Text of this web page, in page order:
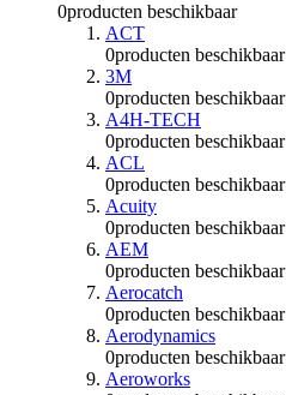
0producten beschikbaar
ACT
0producten beschikbaar
3M
0producten beschikbaar
A4H-TECH
0producten beschikbaar
ACL
0producten beschikbaar
Acuity
0producten beschikbaar
AEM
0producten beschikbaar
Aerocatch
0producten beschikbaar
Aerodynamics
0producten beschikbaar
Aeroworks